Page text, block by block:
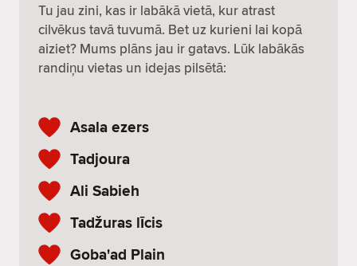
Tu jau zini, kas ir labākā vietā, kur atrast
cilvēkus tavā tuvumā. Bet uz kurieni lai kopā
aiziet? Mums plāns jau ir gatavs. Lūk labākās
randiņu vietas un idejas pilsētā:
Asala ezers
Tadjoura
Ali Sabieh
Tadžuras līcis
Goba'ad Plain